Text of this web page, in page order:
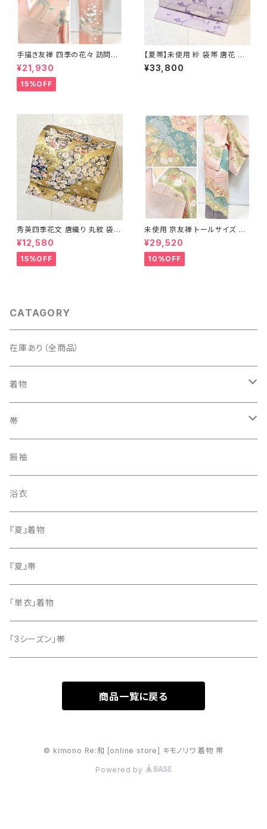
手描き友禅 四季の花々 訪問着
袷 正絹 サーモンピンク クリー
ム 白 桃花色 1434
¥21,930
15%OFF
【夏帯】未使用 紗 袋帯 唐花 正
絹 紫 白 淡藤色 729
¥33,800
秀英四季花文 唐織り 丸紋 袋帯
正絹 金糸 ゴールド 紺 ピンク 7
05
¥12,580
15%OFF
未使用 京友禅 トールサイズ 染
め分け 金彩 訪問着 袷 正絹 ピ
ンク 黄緑 紫 黄色 1438
¥29,520
10%OFF
CATAGORY
在庫あり（全商品）
着物
訪問着・付下げ
紬
色無地
小紋
留袖
帯
袋帯
名古屋帯
振袖
浴衣
『夏』着物
『夏』帯
「単衣」着物
「3シーズン」帯
商品一覧に戻る
© kimono Re:和 [online store] キモノリワ 着物 帯
Powered by